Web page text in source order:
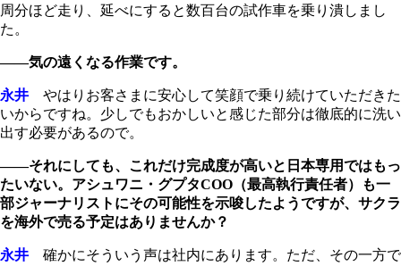
周分ほど走り、延べにすると数百台の試作車を乗り潰しまし
た。
――気の遠くなる作業です。
永井 やはりお客さまに安心して笑顔で乗り続けていただきた
いからですね。少しでもおかしいと感じた部分は徹底的に洗い
出す必要があるので。
――それにしても、これだけ完成度が高いと日本専用ではもっ
たいない。アシュワニ・グプタCOO（最高執行責任者）も一
部ジャーナリストにその可能性を示唆したようですが、サクラ
を海外で売る予定はありませんか？
永井 確かにそういう声は社内にあります。ただ、その一方で